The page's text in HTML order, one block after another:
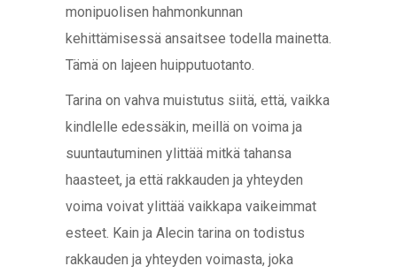
monipuolisen hahmonkunnan
kehittämisessä ansaitsee todella mainetta.
Tämä on lajeen huipputuotanto.
Tarina on vahva muistutus siitä, että, vaikka
kindlelle edessäkin, meillä on voima ja
suuntautuminen ylittää mitkä tahansa
haasteet, ja että rakkauden ja yhteyden
voima voivat ylittää vaikkapa vaikeimmat
esteet. Kain ja Alecin tarina on todistus
rakkauden ja yhteyden voimasta, joka